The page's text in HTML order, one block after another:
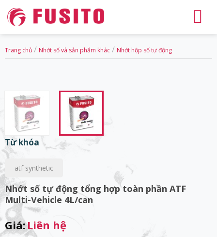
Skip
content
Trang chủ / Nhớt số và sản phẩm khác / Nhớt hộp số tự động
Từ khóa
atf synthetic
Nhớt số tự động tổng hợp toàn phần ATF
Multi-Vehicle 4L/can
Giá:Liên hệ